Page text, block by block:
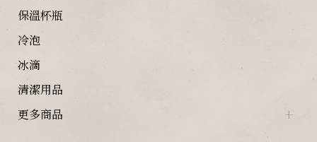
保溫杯瓶
冷泡
冰滴
清潔用品
更多商品